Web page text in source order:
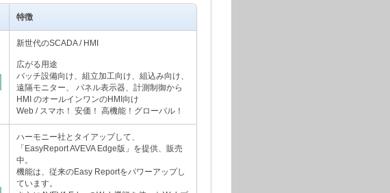
特徴
新世代のSCADA / HMI
広がる用途
バッチ設備向け、組立加工向け、組込み向け、
遠隔モニター、 パネル表示器、計測制御から
HMI のオールインワンのHMI向け
Web / スマホ！ 安価！ 高機能！グローバル！
ハーモニー社とタイアップして、
「EasyReport AVEVA Edge版」を提供、販売
中。
機能は、従来のEasy Reportをパワーアップし
ています。